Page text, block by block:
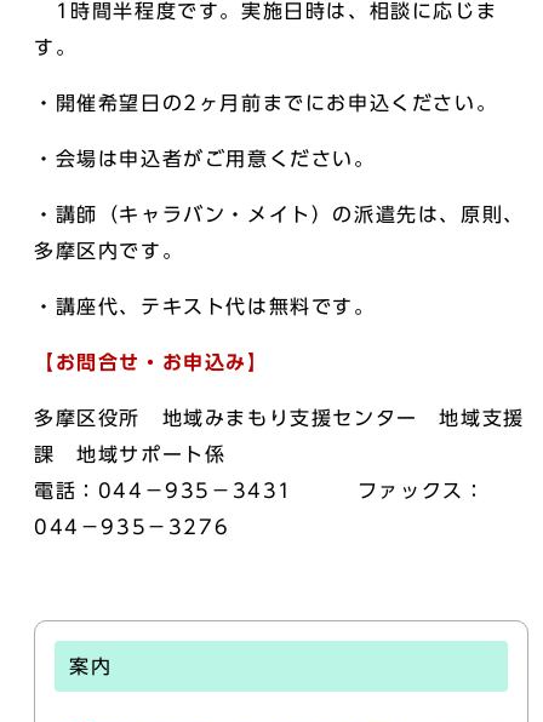
1時間半程度です。実施日時は、相談に応じま
す。
・開催希望日の2ヶ月前までにお申込ください。
・会場は申込者がご用意ください。
・講師（キャラバン・メイト）の派遣先は、原則、
多摩区内です。
・講座代、テキスト代は無料です。
【お問合せ・お申込み】
多摩区役所 地域みまもり支援センター 地域支援
課 地域サポート係
電話：044－935－3431 ファックス：
044－935－3276
案内